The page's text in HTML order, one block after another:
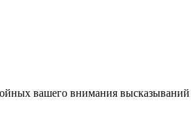
вашего внимания высказываний